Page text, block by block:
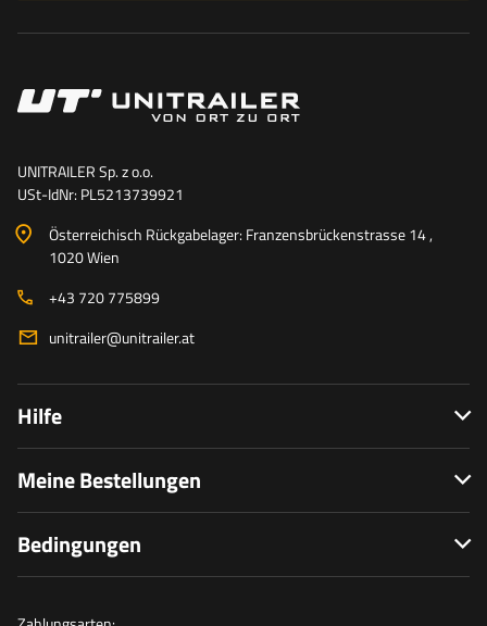
UNITRAILER Sp. z o.o.
USt-IdNr: PL5213739921
Österreichisch Rückgabelager: Franzensbrückenstrasse 14 ,
1020 Wien
+43 720 775899
unitrailer@unitrailer.at
Hilfe
Meine Bestellungen
Bedingungen